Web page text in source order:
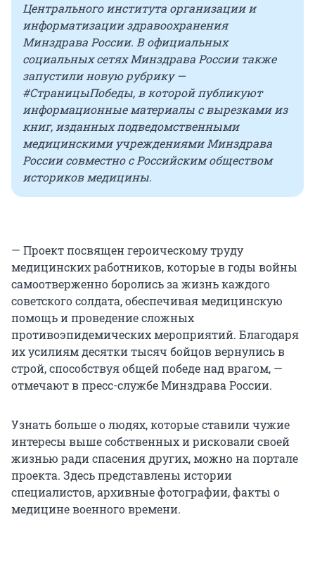
Центрального института организации и
информатизации здравоохранения
Минздрава России. В официальных
социальных сетях Минздрава России также
запустили новую рубрику —
#СтраницыПобеды, в которой публикуют
информационные материалы с вырезками из
книг, изданных подведомственными
медицинскими учреждениями Минздрава
России совместно с Российским обществом
историков медицины.
— Проект посвящен героическому труду
медицинских работников, которые в годы войны
самоотверженно боролись за жизнь каждого
советского солдата, обеспечивая медицинскую
помощь и проведение сложных
противоэпидемических мероприятий. Благодаря
их усилиям десятки тысяч бойцов вернулись в
строй, способствуя общей победе над врагом, —
отмечают в пресс-службе Минздрава России.
Узнать больше о людях, которые ставили чужие
интересы выше собственных и рисковали своей
жизнью ради спасения других, можно на портале
проекта. Здесь представлены истории
специалистов, архивные фотографии, факты о
медицине военного времени.